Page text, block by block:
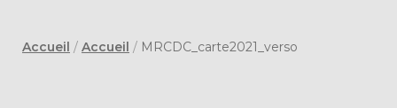
Accueil / Accueil / MRCDC_carte2021_verso